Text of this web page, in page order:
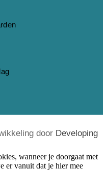
door Developing
wanneer je doorgaat met
er vanuit dat je hier mee